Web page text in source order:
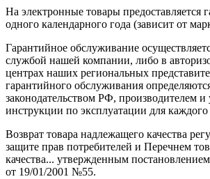
На электронные товары предоставляется
одного календарного года (зависит от
Гарантийное обслуживание
службой нашей компании, либо в
центрах наших региональных
гарантийного обслуживания
законодательством РФ, производителем и
инструкции по эксплуатации для каждого
Возврат товара надлежащего качества
защите прав потребителей и Перечнем
качества... утвержденным
от 19/01/2001 №55.